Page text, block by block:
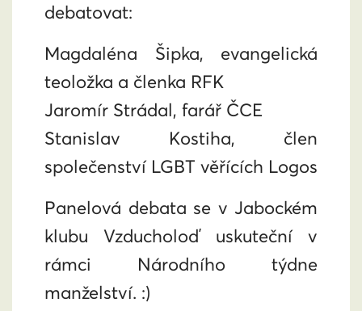
debatovat:
Magdaléna Šipka, evangelická
teoložka a členka RFK
Jaromír Strádal, farář ČCE
Stanislav Kostiha, člen
společenství LGBT věřících Logos
Panelová debata se v Jabockém
klubu Vzducholoď uskuteční v
rámci Národního týdne
manželství. :)